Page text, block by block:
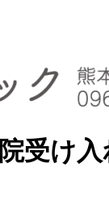
受け